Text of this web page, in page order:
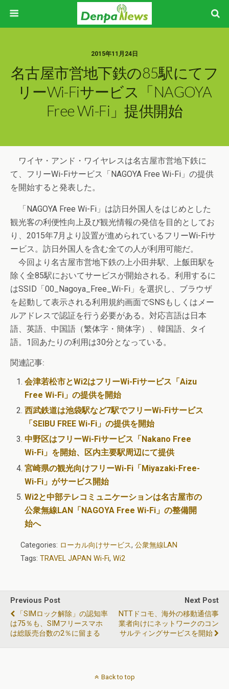
2015年11月24日
名古屋市営地下鉄の85駅にてフ
リーWi-Fiサービス「NAGOYA
Free Wi-Fi」提供開始
ワイヤ・アンド・ワイヤレスは名古屋市営地下鉄に
て、フリーWi-Fiサービス「NAGOYA Free Wi-Fi」の提供
を開始すると発表した。
「NAGOYA Free Wi-Fi」は訪日外国人をはじめとした
観光客の利便性向上及び観光情報の発信を目的としてお
り、2015年7月より設置が進められているフリーWi-Fiサ
ービス。訪日外国人を含む全ての人が利用可能だ。
今回より名古屋市営地下鉄の上小田井駅、上飯田駅を
除く全85駅においてサービスが開始される。利用するに
はSSID「00_Nagoya_Free_Wi-Fi」を選択し、ブラウザ
を起動して表示される利用規約画面でSNSもしくはメー
ルアドレスで認証を行う必要がある。対応言語は日本
語、英語、中国語（繁体字・簡体字）、韓国語、タイ
語。1回あたりの利用は30分となっている。
関連記事:
会津若松市とWi2はフリーWi-Fiサービス「Aizu
Free Wi-Fi」の提供を開始
西武鉄道は池袋駅など7駅でフリーWi-Fiサービス
「SEIBU FREE Wi-Fi」の提供を開始
中野区はフリーWi-Fiサービス「Nakano Free
Wi-Fi」を開始、区内主要駅周辺にて提供
宮崎県の観光向けフリーWi-Fi「Miyazaki-Free-
Wi-Fi」がサービス開始
Wi2と中部テレコミュニケーションは名古屋市の
公衆無線LAN「NAGOYA Free Wi-Fi」の整備開
始へ
Categories: ローカル向けサービス, 公衆無線LAN
Tags: TRAVEL JAPAN Wi-Fi, Wi2
Previous Post
「SIMロック解除」の認知率
は75％も、SIMフリースマホ
は総販売台数の2％に留まる
Next Post
NTTドコモ、海外の移動通信事
業者向けにネットワークのコン
サルティングサービスを開始
Back to top